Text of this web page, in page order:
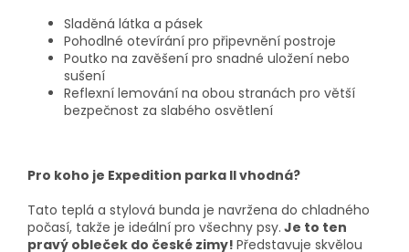
Sladěná látka a pásek
Pohodlné otevírání pro připevnění postroje
Poutko na zavěšení pro snadné uložení nebo
sušení
Reflexní lemování na obou stranách pro větší
bezpečnost za slabého osvětlení
Pro koho je Expedition parka II vhodná?
Tato teplá a stylová bunda je navržena do chladného
počasí, takže je ideální pro všechny psy. Je to ten
pravý obleček do české zimy! Představuje skvělou